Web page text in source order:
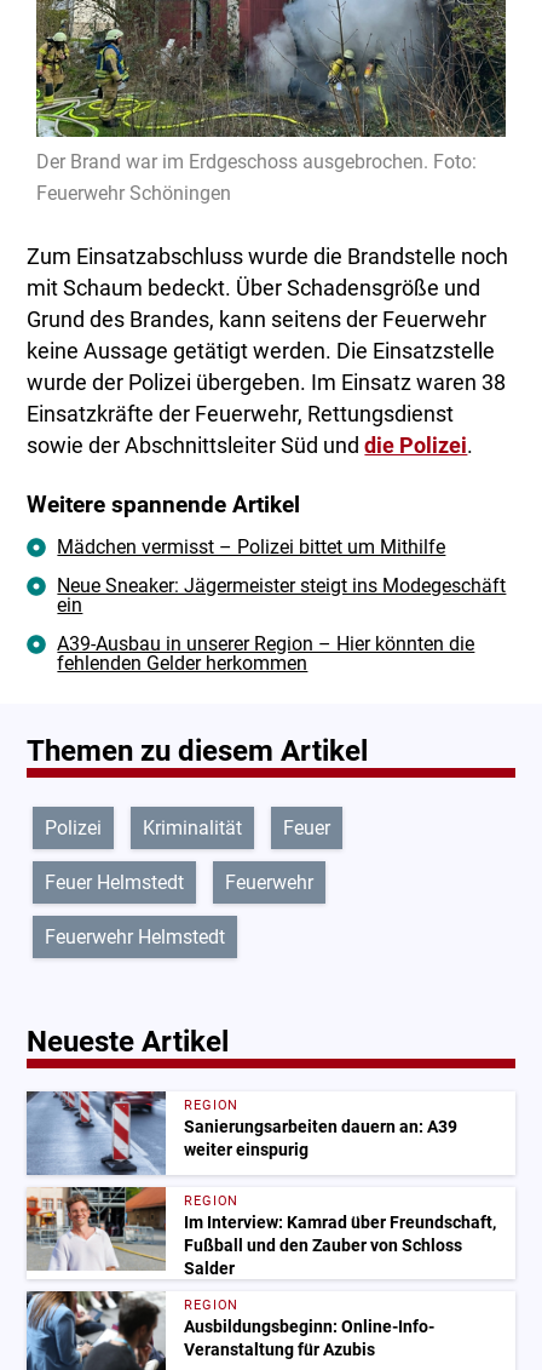
Der Brand war im Erdgeschoss ausgebrochen. Foto:
Feuerwehr Schöningen
Zum Einsatzabschluss wurde die Brandstelle noch
mit Schaum bedeckt. Über Schadensgröße und
Grund des Brandes, kann seitens der Feuerwehr
keine Aussage getätigt werden. Die Einsatzstelle
wurde der Polizei übergeben. Im Einsatz waren 38
Einsatzkräfte der Feuerwehr, Rettungsdienst
sowie der Abschnittsleiter Süd unddie Polizei.
Weitere spannende Artikel
Mädchen vermisst – Polizei bittet um Mithilfe
Neue Sneaker: Jägermeister steigt ins Modegeschäft
ein
A39-Ausbau in unserer Region – Hier könnten die
fehlenden Gelder herkommen
Themen zu diesem Artikel
Polizei Kriminalität Feuer
Feuer Helmstedt Feuerwehr
Feuerwehr Helmstedt
Neueste Artikel
REGION
Sanierungsarbeiten dauern an: A39
weiter einspurig
REGION
Im Interview: Kamrad über Freundschaft,
Fußball und den Zauber von Schloss
Salder
REGION
Ausbildungsbeginn: Online-Info-
Veranstaltung für Azubis